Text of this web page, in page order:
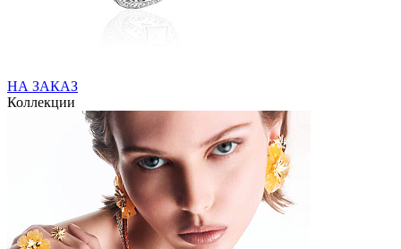
НА ЗАКАЗ
Коллекции